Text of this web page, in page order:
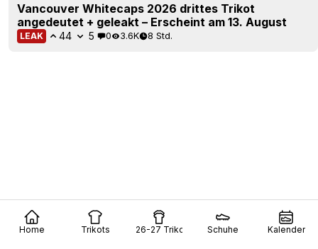
Home Trikots 26-27 Trikots Schuhe Kalender
Vancouver Whitecaps 2026 drittes Trikot
angedeutet + geleakt – Erscheint am 13. August
LEAK 44 5 0 3.6K 8 Std.